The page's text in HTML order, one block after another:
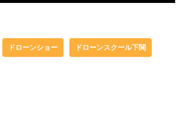
ドローンショー ドローンスクール下関